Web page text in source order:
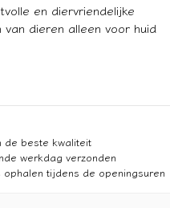
en diervriendelijke
dieren alleen voor huid
de beste kwaliteit
werkdag verzonden
ophalen tijdens de openingsuren